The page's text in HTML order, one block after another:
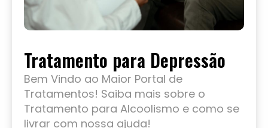
Tratamento para Depressão
Bem Vindo ao Maior Portal de
Tratamentos! Saiba mais sobre o
Tratamento para Alcoolismo e como se
livrar com nossa ajuda!